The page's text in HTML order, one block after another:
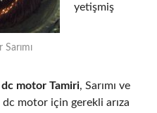
yetişmiş
motor Tamiri, Sarımı ve
dc motor için gerekli arıza